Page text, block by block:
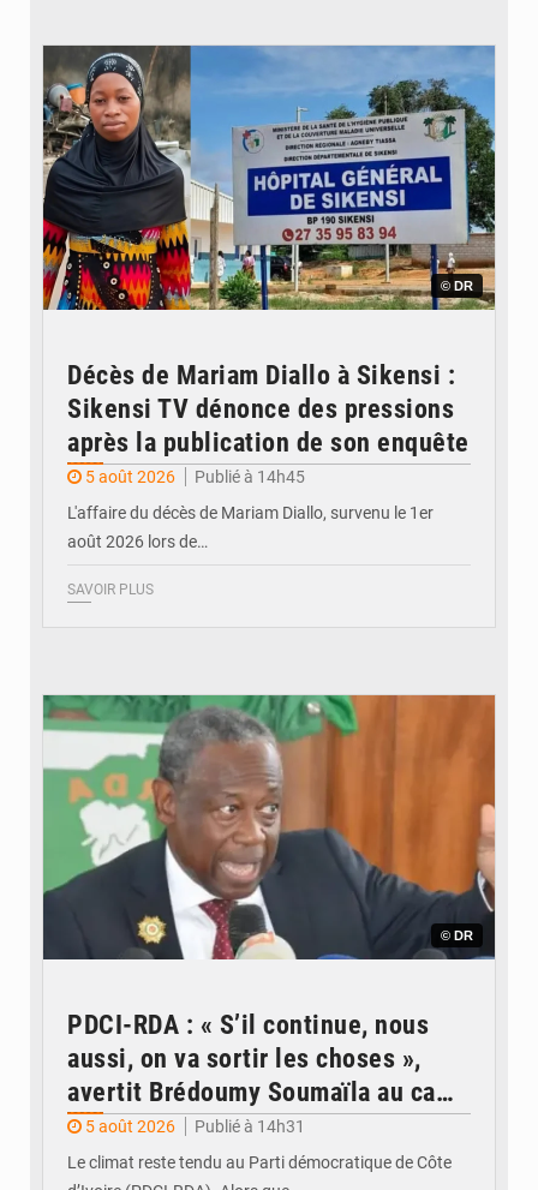
© DR
Décès de Mariam Diallo à Sikensi :
Sikensi TV dénonce des pressions
après la publication de son enquête
5 août 2026
Publié à 14h45
L'affaire du décès de Mariam Diallo, survenu le 1er
août 2026 lors de…
SAVOIR PLUS
© DR
PDCI-RDA : « S’il continue, nous
aussi, on va sortir les choses »,
avertit Brédoumy Soumaïla au camp
Guikahué
5 août 2026
Publié à 14h31
Le climat reste tendu au Parti démocratique de Côte